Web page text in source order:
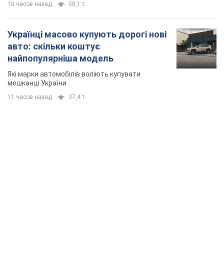
10 часов назад 58,1 т.
Українці масово купують дорогі нові
авто: скільки коштує
найпопулярніша модель
Які марки автомобілів воліють купувати
мешканці України
11 часов назад 37,4 т.